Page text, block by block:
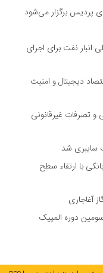
نفت برای اجرای
دیجیتال و امنیت
تصرفات غیرقانونی
سایبری شد
با ارتقاء سطح
آغاجاری
تخصصی در سومین دوره المپیک